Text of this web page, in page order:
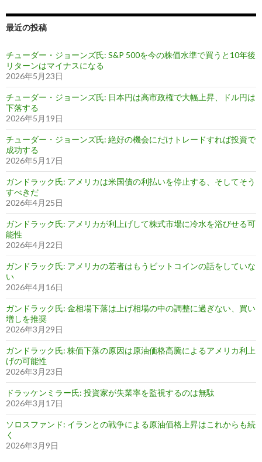
最近の投稿
チューダー・ジョーンズ氏: S&P 500を今の株価水準で買うと10年後
リターンはマイナスになる
2026年5月23日
チューダー・ジョーンズ氏: 日本円は高市政権で大幅上昇、ドル円は
下落する
2026年5月19日
チューダー・ジョーンズ氏: 絶好の機会にだけトレードすれば投資で
成功する
2026年5月17日
ガンドラック氏: アメリカは米国債の利払いを停止する、そしてそう
すべきだ
2026年4月25日
ガンドラック氏: アメリカが利上げして株式市場に冷水を浴びせる可
能性
2026年4月22日
ガンドラック氏: アメリカの若者はもうビットコインの話をしていな
い
2026年4月16日
ガンドラック氏: 金相場下落は上げ相場の中の調整に過ぎない、買い
増しを推奨
2026年3月29日
ガンドラック氏: 株価下落の原因は原油価格高騰によるアメリカ利上
げの可能性
2026年3月23日
ドラッケンミラー氏: 投資家が失業率を監視するのは無駄
2026年3月17日
ソロスファンド: イランとの戦争による原油価格上昇はこれからも続
く
2026年3月9日